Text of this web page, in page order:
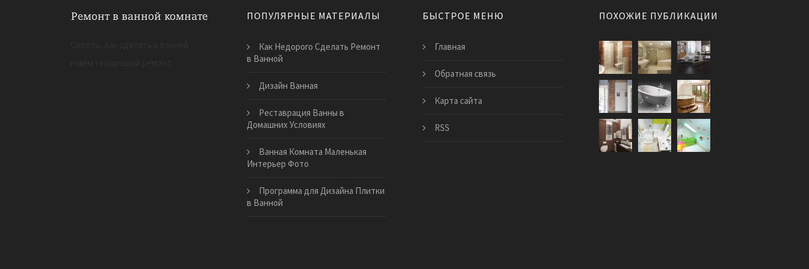
ПОПУЛЯРНЫЕ МАТЕРИАЛЫ
Как Недорого Сделать Ремонт
в Ванной
Дизайн Ванная
Реставрация Ванны в
Домашних Условиях
Ванная Комната Маленькая
Интерьер Фото
Программа для Дизайна Плитки
в Ванной
БЫСТРОЕ МЕНЮ
Главная
Обратная связь
Карта сайта
RSS
ПОХОЖИЕ ПУБЛИКАЦИИ